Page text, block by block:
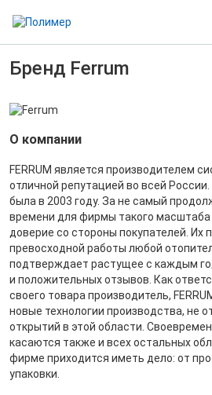
Бренд Ferrum
О компании
FERRUM является производителем
отличной репутацией во всей
была в 2003 году. За не самый
времени для фирмы такого
доверие со стороны покупателей. Их
превосходной работы любой
подтверждает растущее с каждым
и положительных отзывов. Как
своего товара производитель,
новые технологии производства, не
открытий в этой области.
касаются также и всех остальных
фирме приходится иметь дело: от
упаковки.